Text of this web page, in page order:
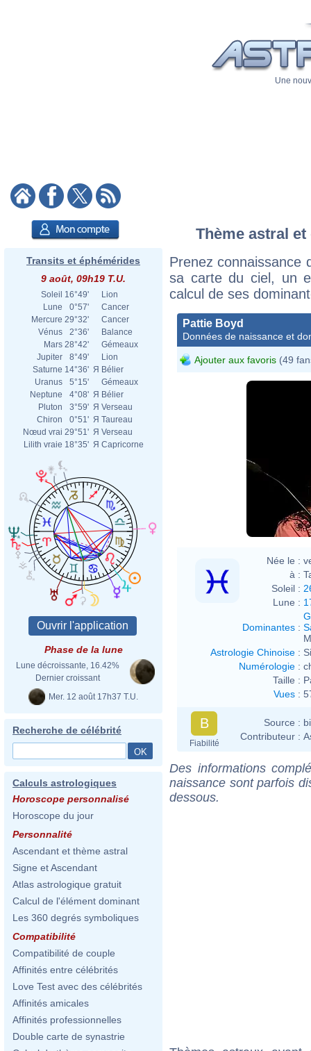
Une
Transits et éphémérides
9 août, 09h19 T.U.
Soleil 16°49'
Lion
Lune
0°57'
Cancer
Mercure 29°32'
Cancer
Vénus
2°36'
Balance
Mars 28°42'
Gémeaux
Jupiter
8°49'
Lion
Saturne 14°36' Я Bélier
Uranus
5°15'
Gémeaux
Neptune
4°08' Я Bélier
Pluton
3°59' Я Verseau
Chiron
0°51' Я Taureau
Nœud vrai 29°51' Я Verseau
Lilith vraie 18°35' Я Capricorne
Phase de la lune
Lune décroissante, 16.42%
Dernier croissant
Mer. 12 août 17h37 T.U.
Recherche de célébrité
Calculs astrologiques
Horoscope personnalisé
Horoscope du jour
Personnalité
Ascendant et thème astral
Signe et Ascendant
Atlas astrologique gratuit
Calcul de l'élément dominant
Les 360 degrés symboliques
Compatibilité
Compatibilité de couple
Affinités entre célébrités
Love Test avec des célébrités
Affinités amicales
Affinités professionnelles
Double carte de synastrie
Thème astral
Prenez connaissance
sa carte du ciel, un
calcul de ses
Pattie Boyd
Données de naissance et
Ajouter aux favoris (49
Née le :
à :
Soleil :
Lune :
Dominantes :
Astrologie Chinoise :
Numérologie :
Taille :
Vues :
B
Fiabilité
Source :
Contributeur :
Des informations
naissance sont parfois
dessous.